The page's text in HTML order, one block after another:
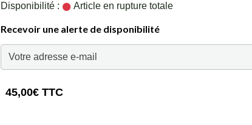
Disponibilité : Article en rupture totale
Recevoir une alerte de disponibilité
45,00€ TTC